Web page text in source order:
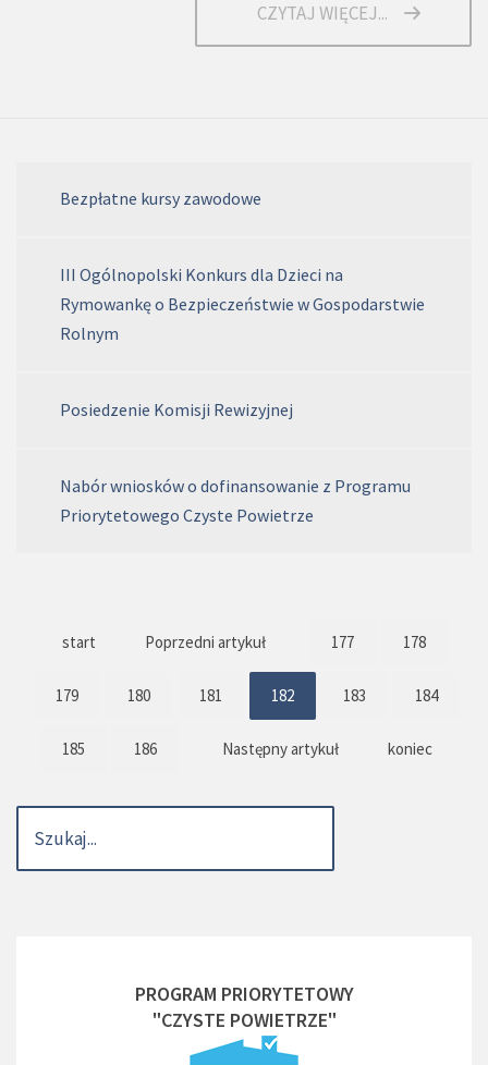
CZYTAJ WIĘCEJ...
Bezpłatne kursy zawodowe
III Ogólnopolski Konkurs dla Dzieci na
Rymowankę o Bezpieczeństwie w Gospodarstwie
Rolnym
Posiedzenie Komisji Rewizyjnej
Nabór wniosków o dofinansowanie z Programu
Priorytetowego Czyste Powietrze
start Poprzedni artykuł 177 178
179 180 181 182 183 184
185 186 Następny artykuł koniec
PROGRAM PRIORYTETOWY
"CZYSTE POWIETRZE"